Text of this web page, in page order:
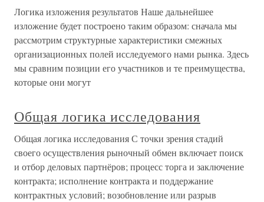
Логика изложения результатов Наше дальнейшее
изложение будет построено таким образом: сначала мы
рассмотрим структурные характеристики смежных
организационных полей исследуемого нами рынка. Здесь
мы сравним позиции его участников и те преимущества,
которые они могут
Общая логика исследования
Общая логика исследования С точки зрения стадий
своего осуществления рыночный обмен включает поиск
и отбор деловых партнёров; процесс торга и заключение
контракта; исполнение контракта и поддержание
контрактных условий; возобновление или разрыв